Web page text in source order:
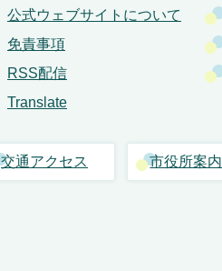
公式ウェブサイトについて
免責事項
RSS配信
Translate
交通アクセス 市役所案内